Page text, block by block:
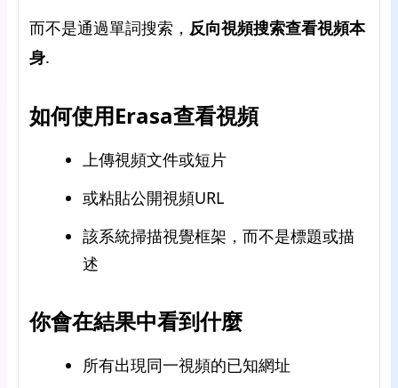
而不是通過單詞搜索， 反向視頻搜索查看視頻本
身.
如何使用Erasa查看視頻
上傳視頻文件或短片
或粘貼公開視頻URL
該系統掃描視覺框架，而不是標題或描
述
你會在結果中看到什麼
所有出現同一視頻的已知網址